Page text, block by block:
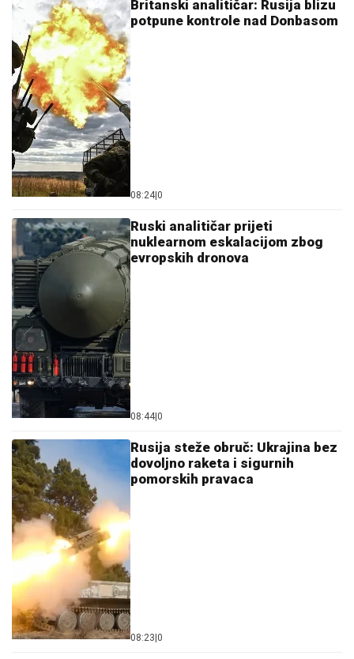
Britanski analitičar: Rusija blizu
potpune kontrole nad Donbasom
08:24|0
Ruski analitičar prijeti
nuklearnom eskalacijom zbog
evropskih dronova
08:44|0
Rusija steže obruč: Ukrajina bez
dovoljno raketa i sigurnih
pomorskih pravaca
08:23|0